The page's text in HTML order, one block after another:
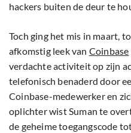
hackers buiten de deur te
Toch ging het mis in maart,
afkomstig leek van Coinbase
verdachte activiteit op zijn
telefonisch benaderd door
Coinbase-medewerker en
oplichter wist Suman te
de geheime toegangscode